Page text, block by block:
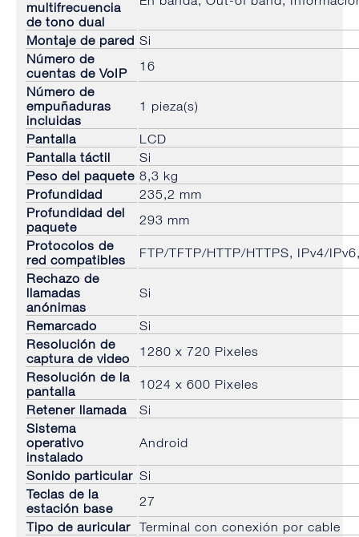
multifrecuencia
de tono dual
Montaje de pared Si
Número de
cuentas de VoIP
16
Número de
empuñaduras
incluidas
1 pieza(s)
Pantalla
LCD
Pantalla táctil
Si
Peso del paquete 8,3 kg
Profundidad
235,2 mm
Profundidad del
paquete
293 mm
Protocolos de
red compatibles
FTP/TFTP/HTTP/HTTPS, IPv4/
Rechazo de
llamadas
anónimas
Si
Remarcado
Si
Resolución de
captura de video
1280 x 720 Pixeles
Resolución de la
pantalla
1024 x 600 Pixeles
Retener llamada
Si
Sistema
operativo
instalado
Android
Sonido particular Si
Teclas de la
estación base
27
Tipo de auricular
Terminal con conexión por cable